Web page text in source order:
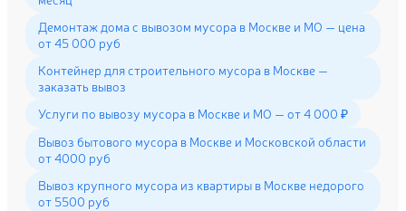
Демонтаж дома с вывозом мусора в Москве и МО — цена
от 45 000 руб
Контейнер для строительного мусора в Москве —
заказать вывоз
Услуги по вывозу мусора в Москве и МО — от 4 000 ₽
Вывоз бытового мусора в Москве и Московской области
от 4000 руб
Вывоз крупного мусора из квартиры в Москве недорого
от 5500 руб